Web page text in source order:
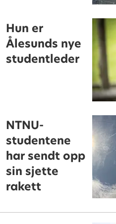
Hun er
Ålesunds nye
studentleder
NTNU-
studentene
har sendt opp
sin sjette
rakett